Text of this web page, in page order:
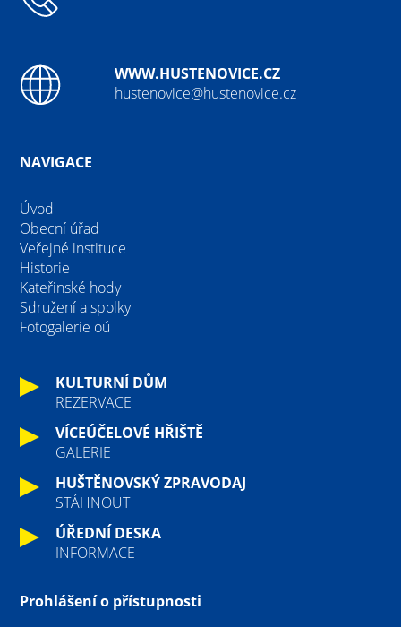
WWW.HUSTENOVICE.CZ
hustenovice@hustenovice.cz
NAVIGACE
Úvod
Obecní úřad
Veřejné instituce
Historie
Kateřinské hody
Sdružení a spolky
Fotogalerie oú
KULTURNÍ DŮM
REZERVACE
VÍCEÚČELOVÉ HŘIŠTĚ
GALERIE
HUŠTĚNOVSKÝ ZPRAVODAJ
STÁHNOUT
ÚŘEDNÍ DESKA
INFORMACE
Prohlášení o přístupnosti